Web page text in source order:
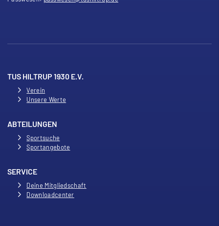
TUS HILTRUP 1930 E.V.
Verein
Unsere Werte
ABTEILUNGEN
Sportsuche
Sportangebote
SERVICE
Deine Mitgliedschaft
Downloadcenter